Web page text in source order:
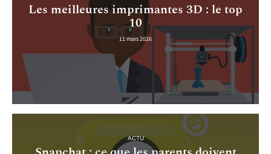
Les meilleures imprimantes 3D : le top
10
11 mars 2026
ACTU